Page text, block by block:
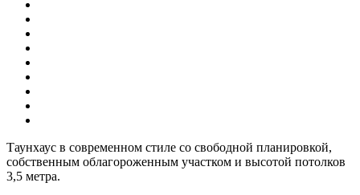
Таунхаус в современном стиле со свободной планировкой,
собственным облагороженным участком и высотой потолков
3,5 метра.